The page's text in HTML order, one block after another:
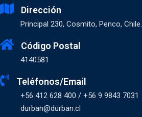
Dirección
Principal 230, Cosmito, Penco, Chile.
Código Postal
4140581
Teléfonos/Email
+56 412 628 400 / +56 9 9843 7031
durban@durban.cl